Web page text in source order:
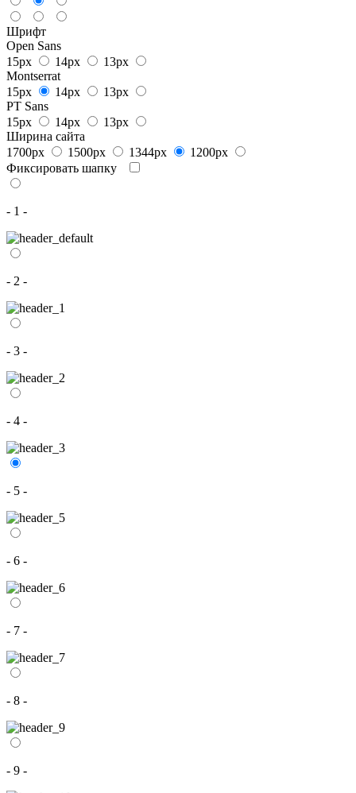
Шрифт
Open Sans
15px
14px
13px
Montserrat
15px
14px
13px
PT Sans
15px
14px
13px
Ширина сайта
1700px
1500px 1344px
1200px
Фиксировать шапку
- 1 -
- 2 -
- 3 -
- 4 -
- 5 -
- 6 -
- 7 -
- 8 -
- 9 -